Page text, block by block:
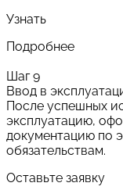
Узнать
Подробнее
Шаг 9
Ввод в
После успешных
эксплуатацию,
документацию по
обязательствам.
Оставьте заявку